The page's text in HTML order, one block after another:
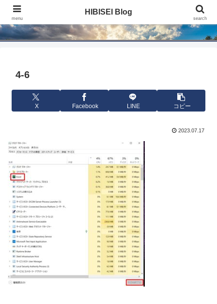
HIBISEI Blog
4-6
X Facebook LINE コピー
2023.07.17
menu
HIBISEI Blog
search